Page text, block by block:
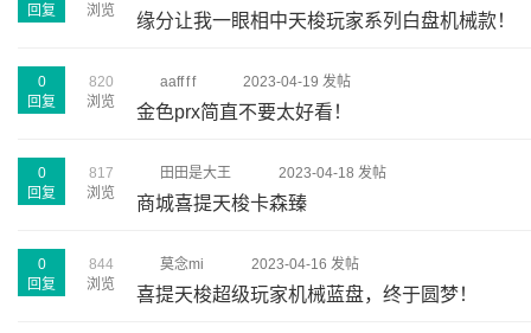
回复
浏览
缘分让我一眼相中天梭玩家系列白盘机械款！
0
回复
820
浏览
aaff f f 2023-04-19 发帖
金色prx简直不要太好看！
0
回复
817
浏览
田田是大王 2023-04-18 发帖
商城喜提天梭卡森臻
0
回复
844
浏览
莫念mi 2023-04-16 发帖
喜提天梭超级玩家机械蓝盘，终于圆梦！